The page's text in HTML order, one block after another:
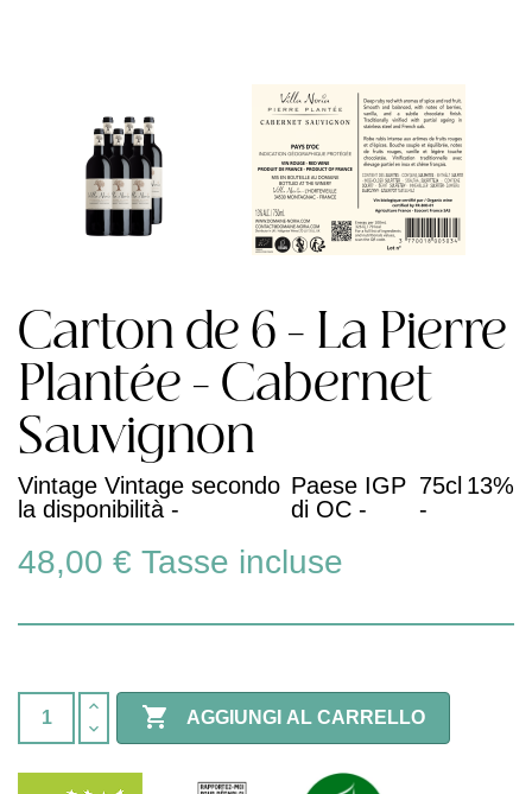
Carton de 6 - La Pierre
Plantée - Cabernet
Sauvignon
Vintage Vintage secondo
la disponibilità -
Paese IGP
di OC -
75cl
-
13%
48,00 € Tasse incluse
 AGGIUNGI AL CARRELLO